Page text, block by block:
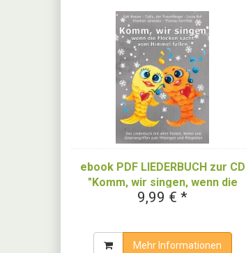
ebook PDF LIEDERBUCH zur CD
"Komm, wir singen, wenn die
Flocken sacht vom Himmel fallen"
9,99 € *
Mehr Informationen